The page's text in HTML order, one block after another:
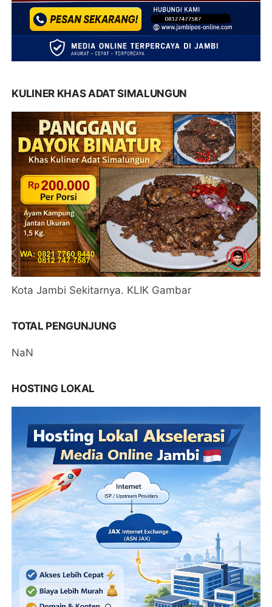
KULINER KHAS ADAT SIMALUNGUN
Kota Jambi Sekitarnya. KLIK Gambar
TOTAL PENGUNJUNG
NaN
HOSTING LOKAL